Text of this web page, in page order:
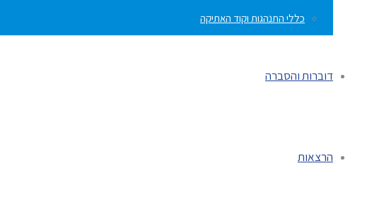
כללי התנהגות וקוד האתיקה
דוברות והסברה
הרצאות